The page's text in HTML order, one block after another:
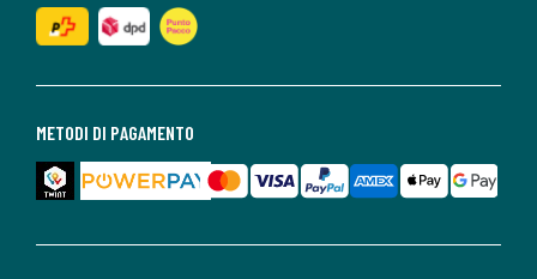
METODI DI PAGAMENTO